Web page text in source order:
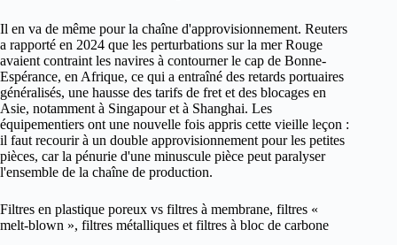
Il en va de même pour la chaîne d'approvisionnement. Reuters
a rapporté en 2024 que les perturbations sur la mer Rouge
avaient contraint les navires à contourner le cap de Bonne-
Espérance, en Afrique, ce qui a entraîné des retards portuaires
généralisés, une hausse des tarifs de fret et des blocages en
Asie, notamment à Singapour et à Shanghai. Les
équipementiers ont une nouvelle fois appris cette vieille leçon :
il faut recourir à un double approvisionnement pour les petites
pièces, car la pénurie d'une minuscule pièce peut paralyser
l'ensemble de la chaîne de production.
Filtres en plastique poreux vs filtres à membrane, filtres «
melt-blown », filtres métalliques et filtres à bloc de carbone